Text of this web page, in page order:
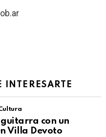
INTERESARTE
con un
Villa Devoto